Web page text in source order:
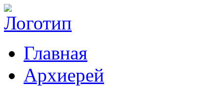
Главная
Архиерей